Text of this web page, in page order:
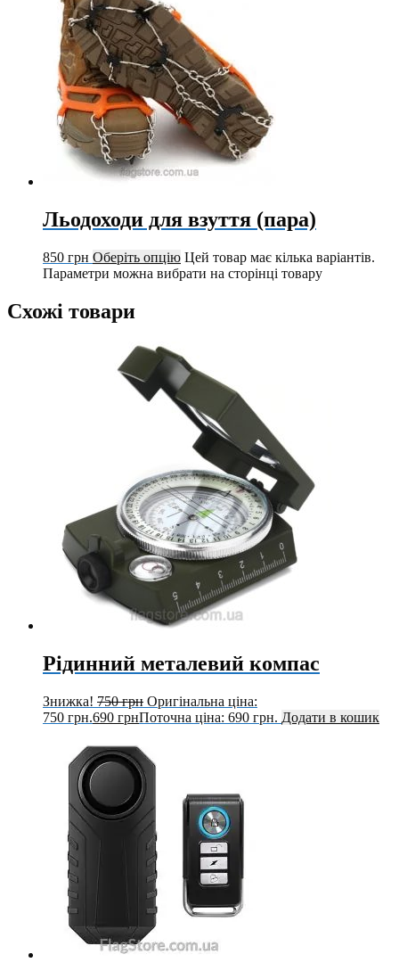
Льодоходи для взуття (пара)
850 грн Оберіть опцію Цей товар має кілька варіантів.
Параметри можна вибрати на сторінці товару
Схожі товари
Рідинний металевий компас
Знижка! 750грн Оригінальна ціна:
750 грн.690 грнПоточна ціна: 690 грн. Додати в кошик